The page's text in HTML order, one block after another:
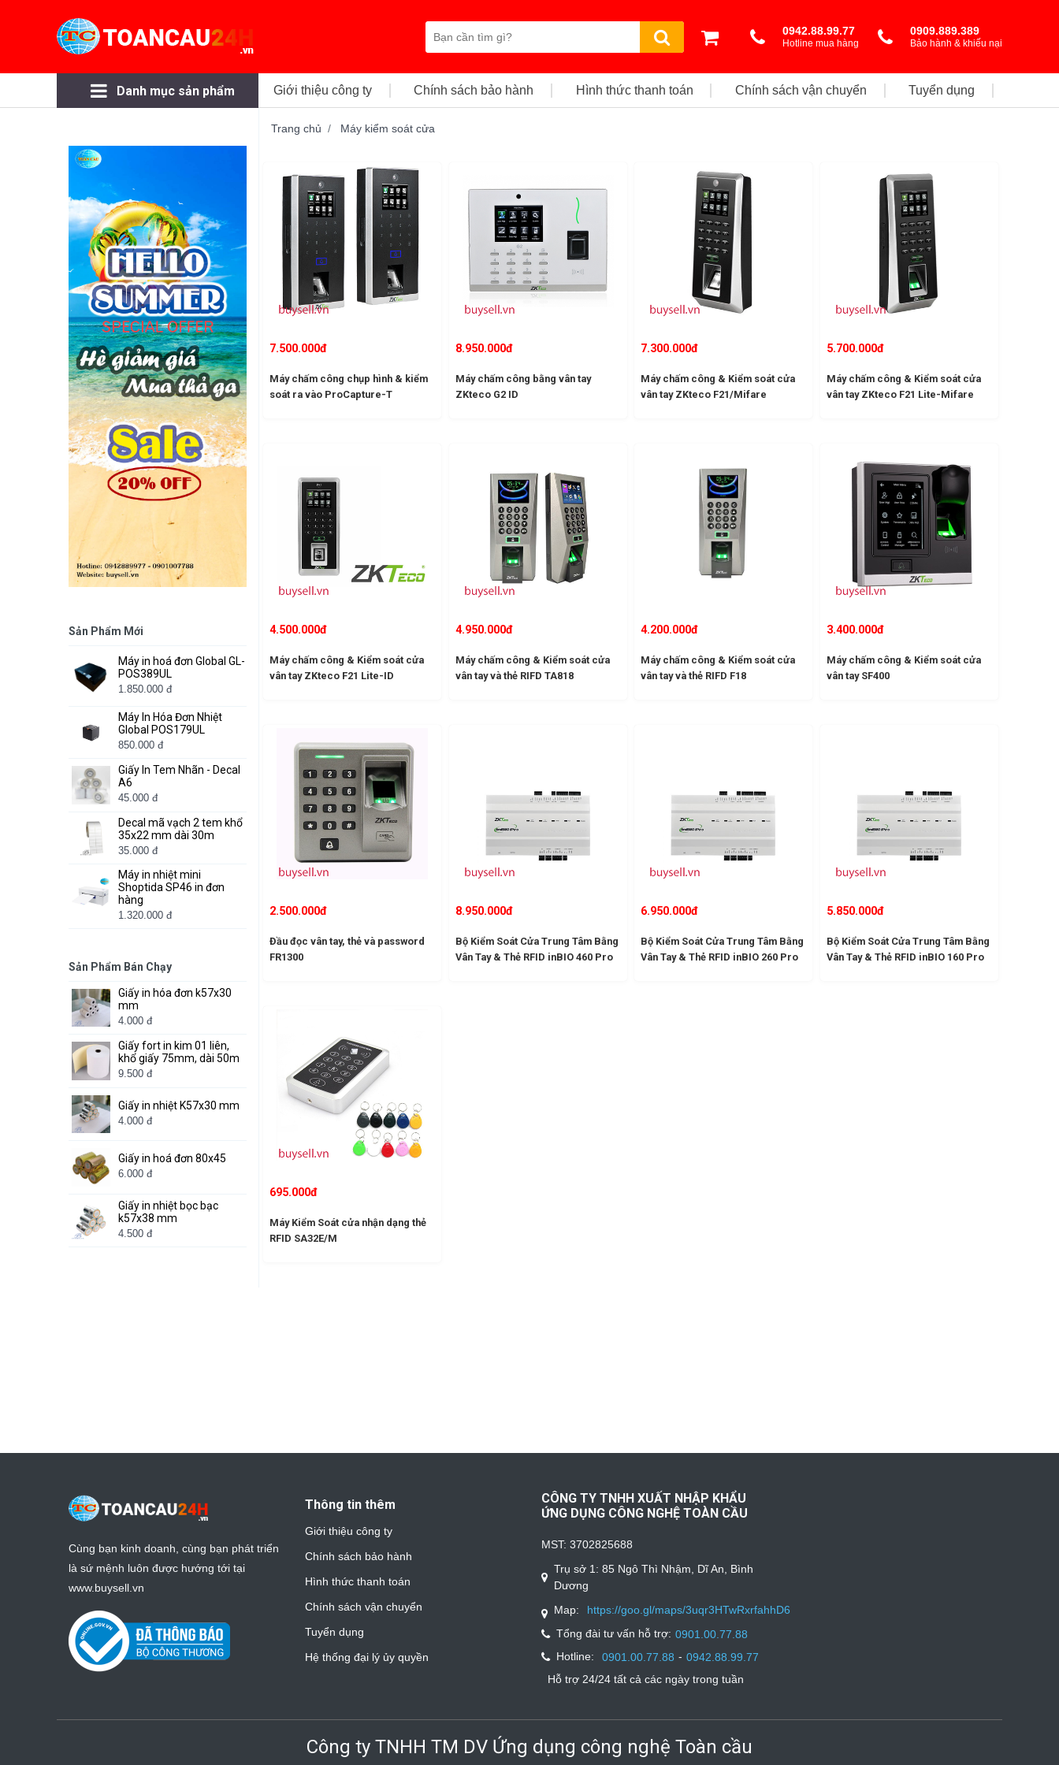
0942.88.99.77
Hotline mua hàng
0909.889.389
Bảo hành & khiếu nại
Danh mục sản phẩm Giới thiệu công ty Chính sách bảo hành Hình thức thanh toán Chính sách vận chuyển Tuyển dụng
Sản Phẩm Mới
Máy in hoá đơn Global GL-
POS389UL
1.850.000 đ
Máy In Hóa Đơn Nhiệt
Global POS179UL
850.000 đ
Giấy In Tem Nhãn - Decal
A6
45.000 đ
Decal mã vạch 2 tem khổ
35x22 mm dài 30m
35.000 đ
Máy in nhiệt mini
Shoptida SP46 in đơn
hàng
1.320.000 đ
Sản Phẩm Bán Chạy
Giấy in hóa đơn k57x30
mm
4.000 đ
Giấy fort in kim 01 liên,
khổ giấy 75mm, dài 50m
9.500 đ
Giấy in nhiệt K57x30 mm
4.000 đ
Giấy in hoá đơn 80x45
6.000 đ
Giấy in nhiệt bọc bạc
k57x38 mm
4.500 đ
Trang chủ Máy kiểm soát cửa
7.500.000đ
Máy chấm công chụp hình & kiểm
soát ra vào ProCapture-T
8.950.000đ
Máy chấm công bằng vân tay
ZKteco G2 ID
7.300.000đ
Máy chấm công & Kiểm soát cửa
vân tay ZKteco F21/Mifare
5.700.000đ
Máy chấm công & Kiểm soát cửa
vân tay ZKteco F21 Lite-Mifare
4.500.000đ
Máy chấm công & Kiểm soát cửa
vân tay ZKteco F21 Lite-ID
4.950.000đ
Máy chấm công & Kiểm soát cửa
vân tay và thẻ RIFD TA818
4.200.000đ
Máy chấm công & Kiểm soát cửa
vân tay và thẻ RIFD F18
3.400.000đ
Máy chấm công & Kiểm soát cửa
vân tay SF400
2.500.000đ
Đầu đọc vân tay, thẻ và password
FR1300
8.950.000đ
Bộ Kiểm Soát Cửa Trung Tâm Bằng
Vân Tay & Thẻ RFID inBIO 460 Pro
6.950.000đ
Bộ Kiểm Soát Cửa Trung Tâm Bằng
Vân Tay & Thẻ RFID inBIO 260 Pro
5.850.000đ
Bộ Kiểm Soát Cửa Trung Tâm Bằng
Vân Tay & Thẻ RFID inBIO 160 Pro
695.000đ
Máy Kiểm Soát cửa nhận dạng thẻ
RFID SA32E/M
Cùng bạn kinh doanh, cùng bạn phát triển
là sứ mệnh luôn được hướng tới tại
www.buysell.vn
Thông tin thêm
Giới thiệu công ty
Chính sách bảo hành
Hình thức thanh toán
Chính sách vận chuyển
Tuyển dụng
Hệ thống đại lý ủy quyền
CÔNG TY TNHH XUẤT NHẬP KHẨU
ỨNG DỤNG CÔNG NGHỆ TOÀN CẦU
MST: 3702825688
Trụ sở 1: 85 Ngô Thì Nhậm, Dĩ An, Bình
Dương
Map:
https://goo.gl/maps/3uqr3HTwRxrfahhD6
Tổng đài tư vấn hỗ trợ: 0901.00.77.88
Hotline:
0901.00.77.88 - 0942.88.99.77
Hỗ trợ 24/24 tất cả các ngày trong tuần
Công ty TNHH TM DV Ứng dụng công nghệ Toàn cầu